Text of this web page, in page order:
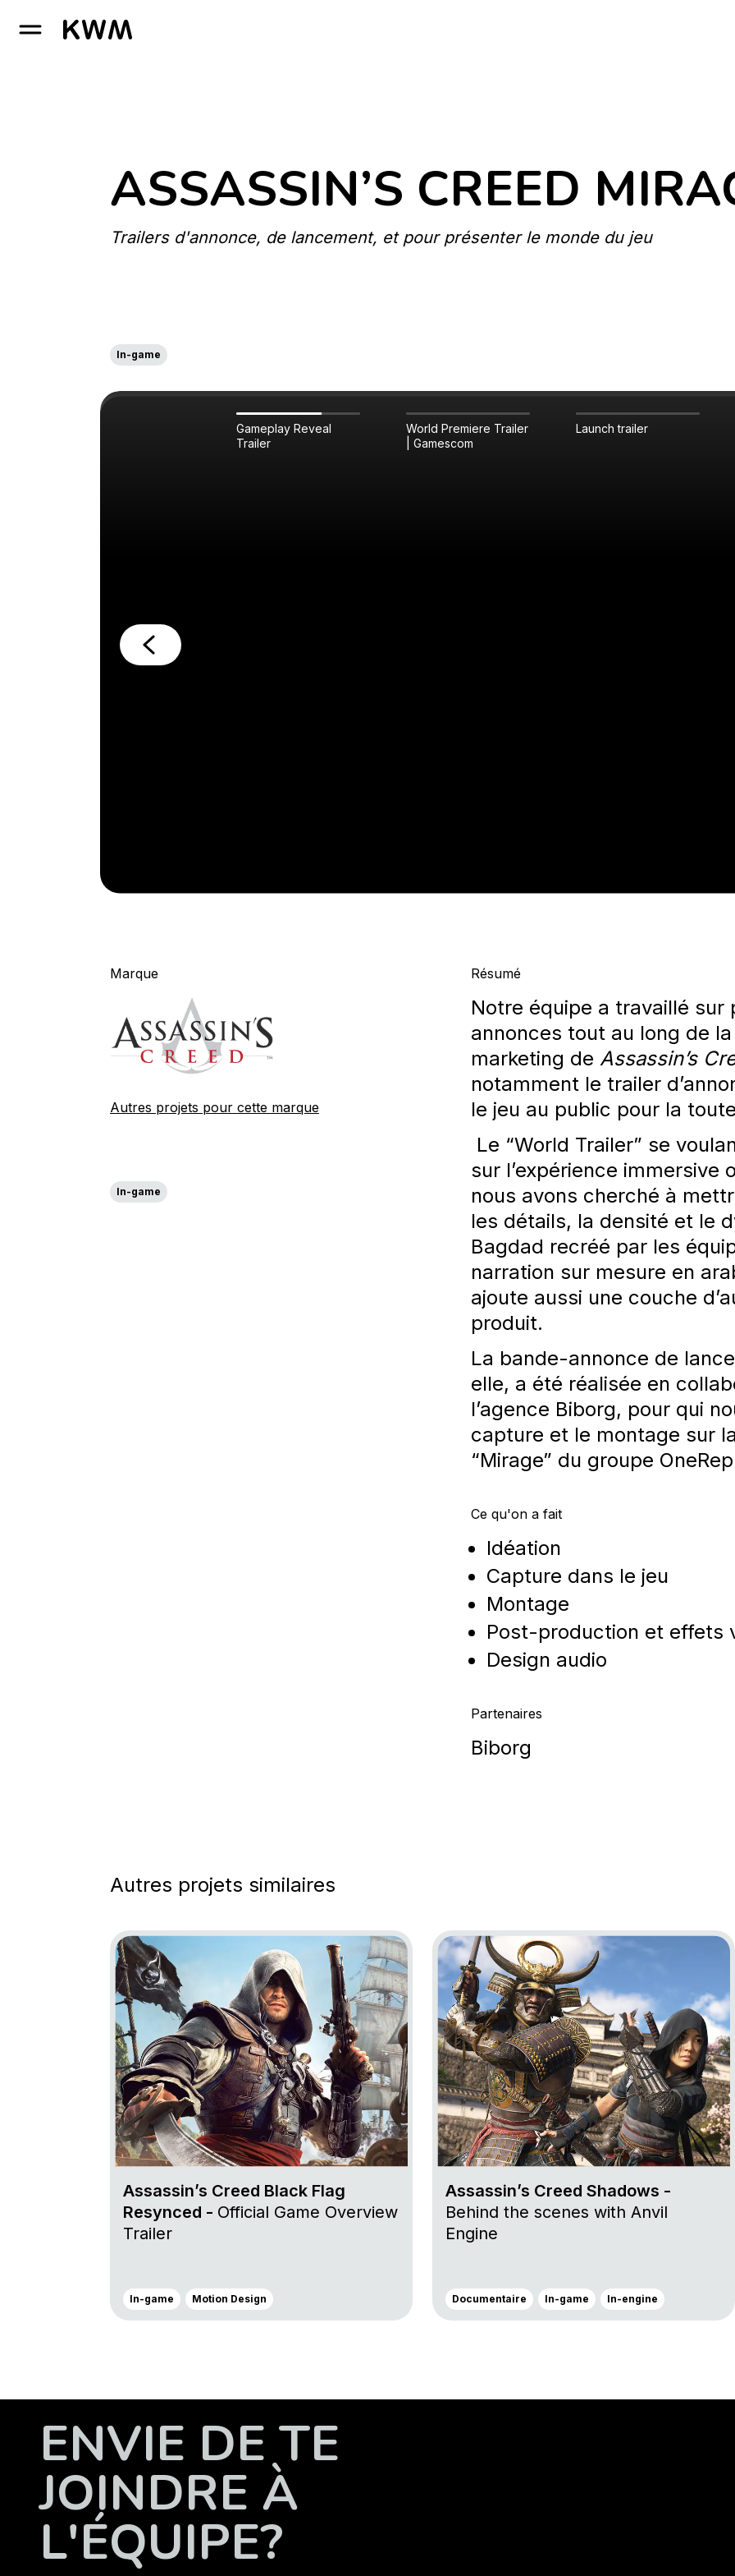
GO TO HOMEPAGE
ASSASSIN’S CREED
Trailers d'annonce, de lancement, et pour présenter le monde du jeu
In-game
Gameplay Reveal
Trailer
World Premiere Trailer
| Gamescom
Launch trailer
Marque
Autres projets pour cette marque
In-game
Résumé
Notre équipe a travaillé sur
annonces tout au long de la
marketing de Assassin’s
notamment le trailer
le jeu au public pour la
Le “World Trailer” se
sur l’expérience immersive
nous avons cherché à
les détails, la densité et le
Bagdad recréé par les
narration sur mesure en
ajoute aussi une couche
produit.
La bande-annonce de
elle, a été réalisée en
l’agence Biborg, pour qui
capture et le montage sur
“Mirage” du groupe
Ce qu'on a fait
Idéation
Capture dans le jeu
Montage
Post-production et effets
Design audio
Partenaires
Biborg
Autres projets similaires
Go to project Assassin’s Creed Black Flag Resynced
Assassin’s Creed Black Flag
Resynced - Official Game Overview
Trailer
In-game Motion Design
Go to project Assassin’s Creed Shadows
Assassin’s Creed Shadows -
Behind the scenes with Anvil
Engine
Documentaire In-game In-engine
ENVIE DE TE
JOINDRE À
L'ÉQUIPE?